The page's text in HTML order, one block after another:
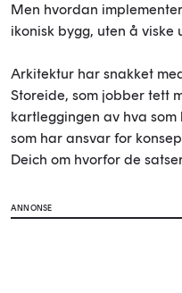
Men hvordan
ikonisk bygg, uten å viske
Arkitektur har snakket
Storeide, som jobber tett
kartleggingen av hva
som har ansvar for
Deich om hvorfor de
ANNONSE